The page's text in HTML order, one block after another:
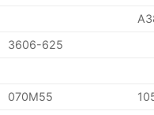
3606-625
070M55